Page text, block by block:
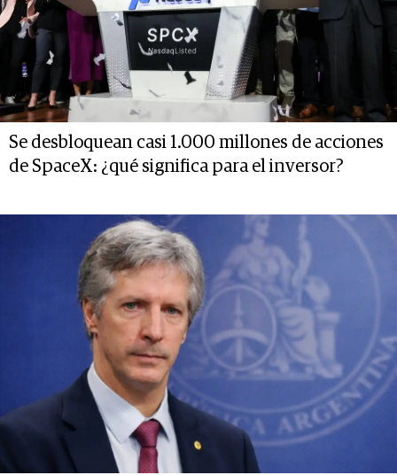
Se desbloquean casi 1.000 millones de acciones
de SpaceX: ¿qué significa para el inversor?